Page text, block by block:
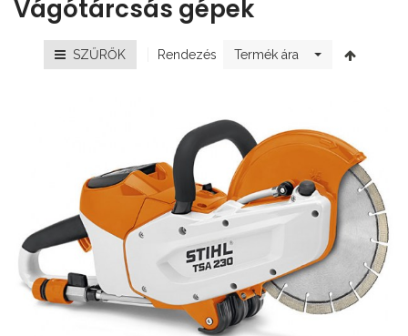
Vágótárcsás gépek
SZŰRŐK Rendezés Termék ára